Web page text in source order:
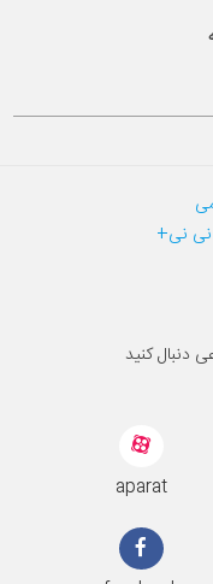
نی+
دنبال کنید
aparat